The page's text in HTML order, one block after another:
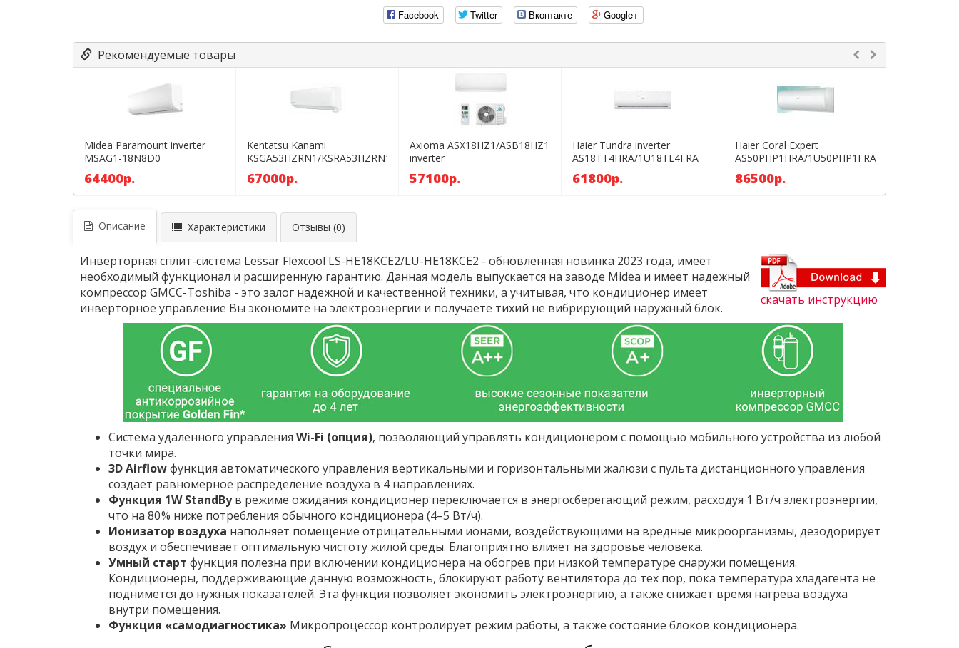
Facebook Twitter Вконтакте Google+
Рекомендуемые товары
Midea Paramount inverter
MSAG1-18N8D0
64400р.
Kentatsu Kanami
KSGA53HZRN1/KSRA53HZRN1
DC inverter
67000р.
Axioma ASX18HZ1/ASB18HZ1
inverter
57100р.
Haier Tundra inverter
AS18TT4HRA/1U18TL4FRA
61800р.
Haier Coral Expert
AS50PHP1HRA/1U50PHP1FRA
inverter
86500р.
Описание Характеристики Отзывы (0)
скачать инструкцию
Инверторная сплит-система Lessar Flexcool LS-HE18KCE2/LU-HE18KCE2 - обновленная новинка 2023 года, имеет
необходимый функционал и расширенную гарантию. Данная модель выпускается на заводе Midea и имеет надежный
компрессор GMCC-Toshiba - это залог надежной и качественной техники, а учитывая, что кондиционер имеет
инверторное управление Вы экономите на электроэнергии и получаете тихий не вибрирующий наружный блок.
Система удаленного управления Wi-Fi (опция), позволяющий управлять кондиционером с помощью мобильного устройства из любой
точки мира.
3D Airflowфункция автоматического управления вертикальными и горизонтальными жалюзи с пульта дистанционного управления
создает равномерное распределение воздуха в 4 направлениях.
Функция 1W StandByв режиме ожидания кондиционер переключается в энергосберегающий режим, расходуя 1 Вт/ч электроэнергии,
что на 80 % ниже потребления обычного кондиционера (4–5 Вт/ч).
Ионизатор воздуха наполняет помещение отрицательными ионами, воздействующими на вредные микроорганизмы, дезодорирует
воздух и обеспечивает оптимальную чистоту жилой среды. Благоприятно влияет на здоровье человека.
Умный старт функция полезна при включении кондиционера на обогрев при низкой температуре снаружи помещения.
Кондиционеры, поддерживающие данную возможность, блокируют работу вентилятора до тех пор, пока температура хладагента не
поднимется до нужных показателей. Эта функция позволяет экономить электроэнергию, а также снижает время нагрева воздуха
внутри помещения.
Функция «самодиагностика» Микропроцессор контролирует режим работы, а также состояние блоков кондиционера.